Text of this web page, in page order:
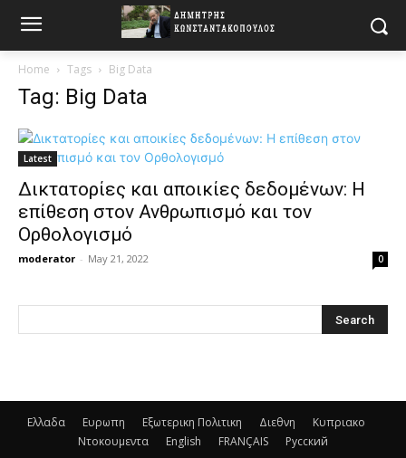
Home Tags Big Data
Tag: Big Data
Latest
Δικτατορίες και αποικίες δεδομένων: Η
επίθεση στον Ανθρωπισμό και τον
Ορθολογισμό
moderator - May 21, 2022 0
Ελλαδα Ευρωπη Εξωτερικη Πολιτικη Διεθνη
Κυπριακο
Ντοκουμεντα
English FRANÇAIS Русский